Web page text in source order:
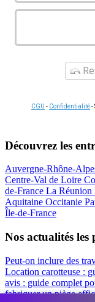
CGU - Confidentialité-
Découvrez les
Auvergne-Rhône-
Centre-Val de Loire
de-France La Réunion
Aquitaine Occitanie
Île-de-France
Nos actualités les
Peut-on inclure des
Location carotteuse :
avis : guide complet
fabriquer un piège